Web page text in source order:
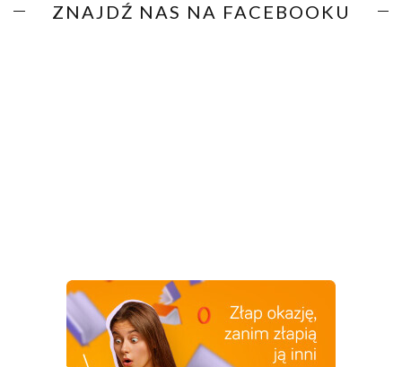
ZNAJDŹ NAS NA FACEBOOKU